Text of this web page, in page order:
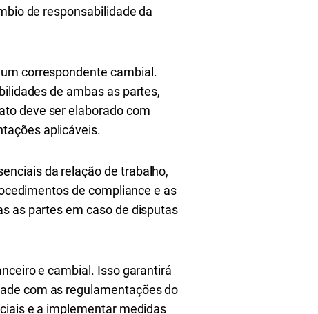
de responsabilidade da
correspondente cambial.
de ambas as partes,
deve ser elaborado com
aplicáveis.
da relação de trabalho,
de compliance e as
as partes em caso de disputas
e cambial. Isso garantirá
com as regulamentações do
e a implementar medidas